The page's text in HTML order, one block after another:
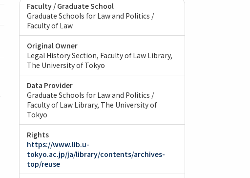
Faculty / Graduate School
Graduate Schools for Law and Politics /
Faculty of Law
Original Owner
Legal History Section, Faculty of Law Library,
The University of Tokyo
Data Provider
Graduate Schools for Law and Politics /
Faculty of Law Library, The University of
Tokyo
Rights
https://www.lib.u-
tokyo.ac.jp/ja/library/contents/archives-
top/reuse